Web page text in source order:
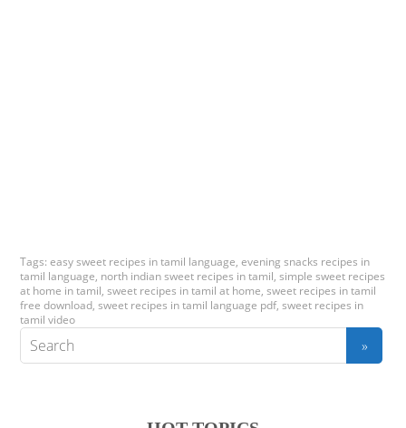
Tags:easy sweet recipes in tamil language,evening snacks recipes in
tamil language, north indian sweet recipes in tamil,simple sweet recipes
at home in tamil,sweet recipes in tamil at home,sweet recipes in tamil
free download,sweet recipes in tamil language pdf,sweet recipes in
tamil video